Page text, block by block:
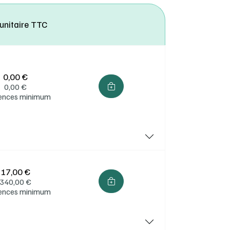
TTC
0,00 €
0,00 €
minimum
17,00 €
340,00 €
minimum